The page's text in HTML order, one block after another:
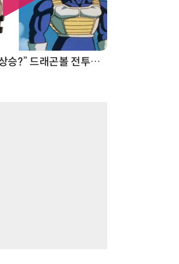
“입으면 전투력 상승?” 드래곤볼 전투복 닮은 중량조끼